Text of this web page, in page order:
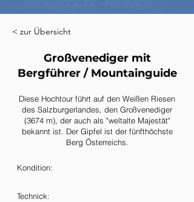
< zur Übersicht
Großvenediger mit
Bergführer / Mountainguide
Diese Hochtour führt auf den Weißen Riesen
des Salzburgerlandes, den Großvenediger
(3674 m), der auch als "weltalte Majestät"
bekannt ist. Der Gipfel ist der fünfthöchste
Berg Österreichs.
Kondition:
Technick: